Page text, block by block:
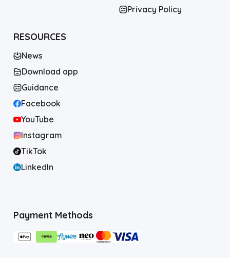
Privacy Policy
RESOURCES
News
Download app
Guidance
Facebook
YouTube
Instagram
TikTok
LinkedIn
Payment Methods